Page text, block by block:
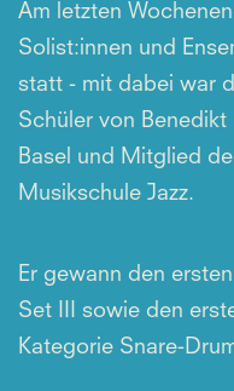
Am letzten
Solist:innen und
statt - mit dabei war
Schüler von
Basel und Mitglied
Musikschule Jazz.
Er gewann den
Set III sowie den
Kategorie Snare-